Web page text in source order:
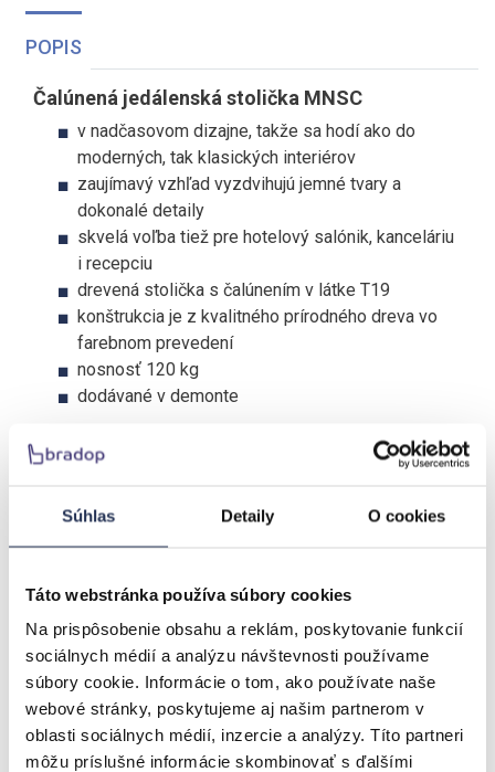
Súhlas Detaily O cookies
Táto webstránka používa súbory cookies
Na prispôsobenie obsahu a reklám, poskytovanie funkcií
sociálnych médií a analýzu návštevnosti používame
súbory cookie. Informácie o tom, ako používate naše
webové stránky, poskytujeme aj našim partnerom v
oblasti sociálnych médií, inzercie a analýzy. Títo partneri
môžu príslušné informácie skombinovať s ďalšími
POPIS
Čalúnená jedálenská stolička MNSC
v nadčasovom dizajne, takže sa hodí ako do
moderných, tak klasických interiérov
zaujímavý vzhľad vyzdvihujú jemné tvary a
dokonalé detaily
skvelá voľba tiež pre hotelový salónik, kanceláriu
i recepciu
drevená stolička s čalúnením v látke T19
konštrukcia je z kvalitného prírodného dreva vo
farebnom prevedení
nosnosť 120 kg
dodávané v demonte
šírka 45 cm
hĺbka sedu 42 cm
96 cm 47 cm 45 cm 42 cm
Súvisiaci tovar
AKCIA -6.25%